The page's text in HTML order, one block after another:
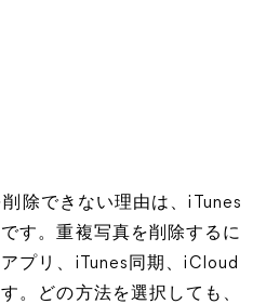
除できない理由は、iTunes
す。重複写真を削除するに
プリ、iTunes同期、iCloud
。どの方法を選択しても、